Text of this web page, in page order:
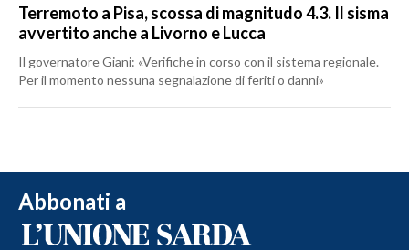
Terremoto a Pisa, scossa di magnitudo 4.3. Il sisma
avvertito anche a Livorno e Lucca
Il governatore Giani: «Verifiche in corso con il sistema regionale.
Per il momento nessuna segnalazione di feriti o danni»
Abbonati a